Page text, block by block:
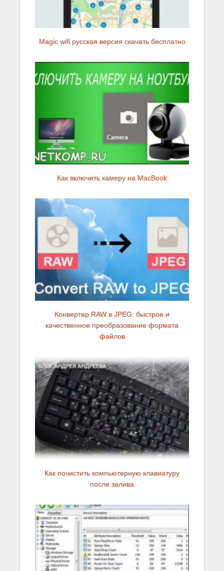
Magic wifi русская версия скачать бесплатно
Как включить камеру на MacBook
Конвертер RAW в JPEG: быстрое и
качественное преобразование формата
файлов
Как почистить компьютерную клавиатуру
после залива